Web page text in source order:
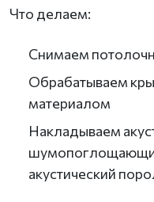
Что делаем:
Снимаем
Обрабатываем
материалом
Накладываем
акустический